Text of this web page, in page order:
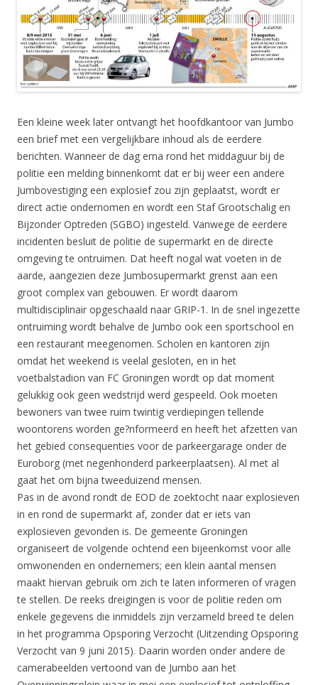
Een kleine week later ontvangt het hoofdkantoor van Jumbo
een brief met een vergelijkbare inhoud als de eerdere
berichten. Wanneer de dag erna rond het middaguur bij de
politie een melding binnenkomt dat er bij weer een andere
Jumbovestiging een explosief zou zijn geplaatst, wordt er
direct actie ondernomen en wordt een Staf Grootschalig en
Bijzonder Optreden (SGBO) ingesteld. Vanwege de eerdere
incidenten besluit de politie de supermarkt en de directe
omgeving te ontruimen. Dat heeft nogal wat voeten in de
aarde, aangezien deze Jumbosupermarkt grenst aan een
groot complex van gebouwen. Er wordt daarom
multidisciplinair opgeschaald naar GRIP-1. In de snel ingezette
ontruiming wordt behalve de Jumbo ook een sportschool en
een restaurant meegenomen. Scholen en kantoren zijn
omdat het weekend is veelal gesloten, en in het
voetbalstadion van FC Groningen wordt op dat moment
gelukkig ook geen wedstrijd werd gespeeld. Ook moeten
bewoners van twee ruim twintig verdiepingen tellende
woontorens worden ge?nformeerd en heeft het afzetten van
het gebied consequenties voor de parkeergarage onder de
Euroborg (met negenhonderd parkeerplaatsen). Al met al
gaat het om bijna tweeduizend mensen.
Pas in de avond rondt de EOD de zoektocht naar explosieven
in en rond de supermarkt af, zonder dat er iets van
explosieven gevonden is. De gemeente Groningen
organiseert de volgende ochtend een bijeenkomst voor alle
omwonenden en ondernemers; een klein aantal mensen
maakt hiervan gebruik om zich te laten informeren of vragen
te stellen. De reeks dreigingen is voor de politie reden om
enkele gegevens die inmiddels zijn verzameld breed te delen
in het programma Opsporing Verzocht (Uitzending Opsporing
Verzocht van 9 juni 2015). Daarin worden onder andere de
camerabeelden vertoond van de Jumbo aan het